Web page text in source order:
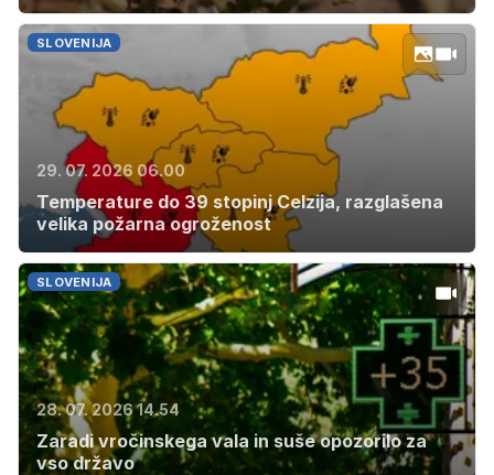
SLOVENIJA
29. 07. 2026 06.00
Temperature do 39 stopinj Celzija, razglašena
velika požarna ogroženost
SLOVENIJA
28. 07. 2026 14.54
Zaradi vročinskega vala in suše opozorilo za
vso državo